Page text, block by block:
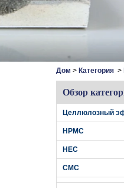
Дом > Категория>
Обзор
Целлюлозный
HPMC
HEC
CMC